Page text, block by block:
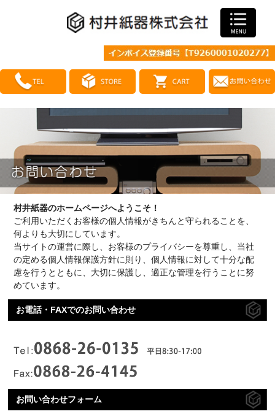
村井紙器のホームページへようこそ！
ご利用いただくお客様の個人情報がきちんと守られることを、
何よりも大切にしています。
当サイトの運営に際し、お客様のプライバシーを尊重し、当社
の定める個人情報保護方針に則り、個人情報に対して十分な配
慮を行うとともに、大切に保護し、適正な管理を行うことに努
めています。
お電話・FAXでのお問い合わせ
お問い合わせフォーム